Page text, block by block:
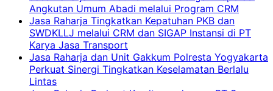
Angkutan Umum Abadi melalui Program CRM
Jasa Raharja Tingkatkan Kepatuhan PKB dan
SWDKLLJ melalui CRM dan SIGAP Instansi di PT
Karya Jasa Transport
Jasa Raharja dan Unit Gakkum Polresta Yogyakarta
Perkuat Sinergi Tingkatkan Keselamatan Berlalu
Lintas